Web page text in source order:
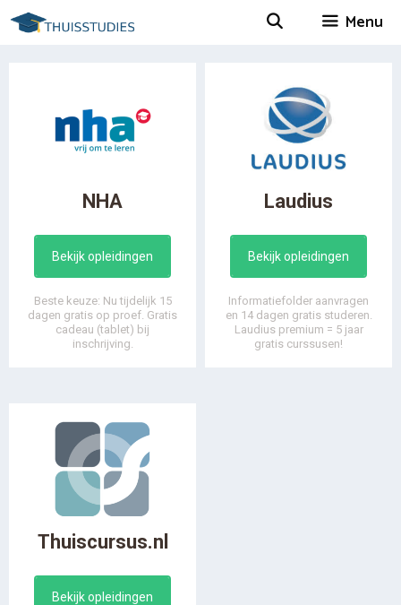
Spring
naar
Menu
NHA
Bekijk opleidingen
Beste keuze: Nu tijdelijk 15
dagen gratis op proef. Gratis
cadeau (tablet) bij
inschrijving.
Laudius
Bekijk opleidingen
Informatiefolder aanvragen
en 14 dagen gratis studeren.
Laudius premium = 5 jaar
gratis curssusen!
Thuiscursus.nl
Bekijk opleidingen